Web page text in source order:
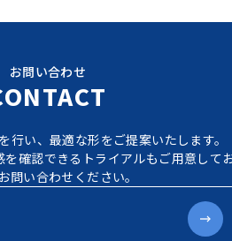
お問い合わせ
行い、最適な形をご提案いたします。
確認できるトライアルもご用意して
問い合わせください。